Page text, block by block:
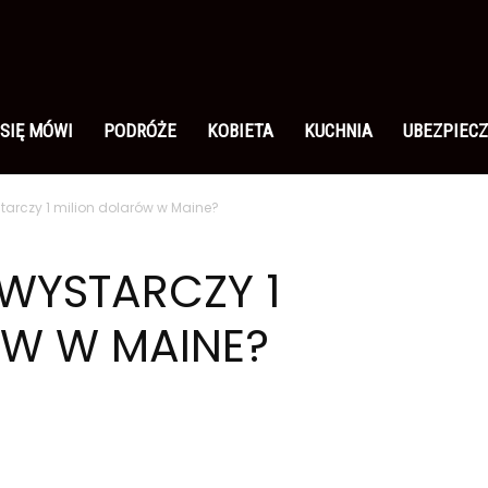
MÓWI PODRÓŻE KOBIETA KUCHNIA
1 milion dolarów w Maine?
1
W MAINE?